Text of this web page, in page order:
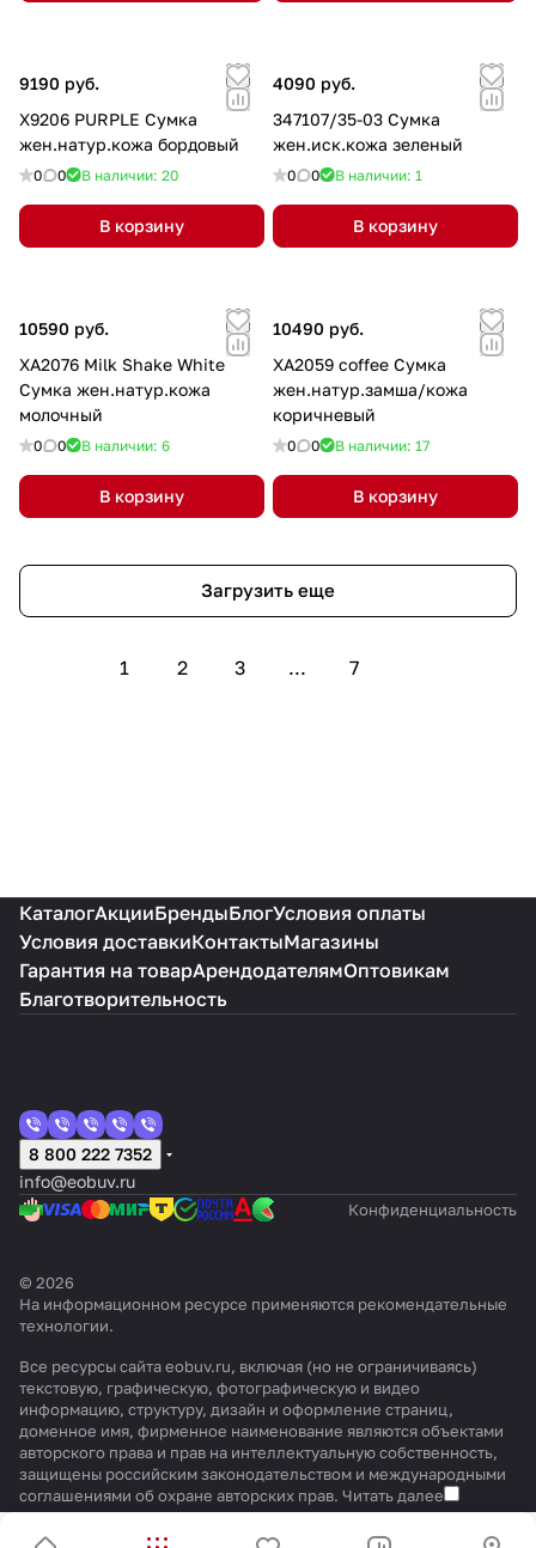
9190 руб.
X9206 PURPLE Сумка
жен.натур.кожа бордовый
0 0 В наличии: 20
В корзину
4090 руб.
347107/35-03 Сумка
жен.иск.кожа зеленый
0 0 В наличии: 1
В корзину
10590 руб.
XA2076 Milk Shake White
Сумка жен.натур.кожа
молочный
0 0 В наличии: 6
В корзину
10490 руб.
XA2059 coffee Сумка
жен.натур.замша/кожа
коричневый
0 0 В наличии: 17
В корзину
Загрузить еще
1 2 3 ... 7
КаталогАкцииБрендыБлогУсловия оплаты
Условия доставкиКонтактыМагазины
Гарантия на товарАрендодателямОптовикам
Благотворительность
8 800 222 7352
info@eobuv.ru
Конфиденциальность
© 2026
На информационном ресурсе применяются рекомендательные
технологии.
Все ресурсы сайта eobuv.ru, включая (но не ограничиваясь)
текстовую, графическую, фотографическую и видео
информацию, структуру, дизайн и оформление страниц,
доменное имя, фирменное наименование являются объектами
авторского права и прав на интеллектуальную собственность,
защищены российским законодательством и международными
соглашениями об охране авторских прав. Читать далее